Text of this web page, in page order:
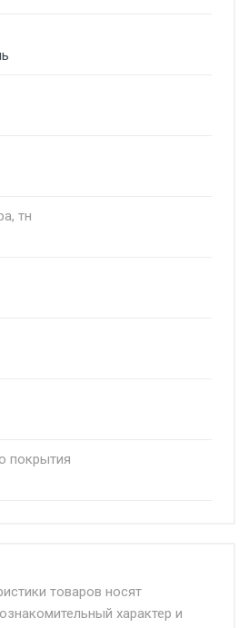
тн
покрытия
области.
товаров носят
характер и